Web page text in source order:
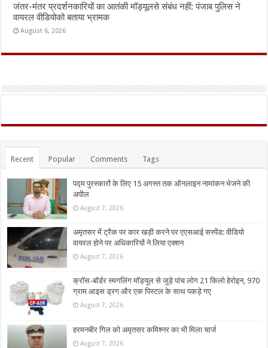
जंतर-मंतर प्रदर्शनकारियों का आतंकी मॉड्यूलसे संबंध नहीं: पंजाब पुलिस ने
वायरल वीडियोको बताया भ्रामक
August 6, 2026
Recent Popular Comments Tags
पद्म पुरस्कारों के लिए 15 अगस्त तक ऑनलाइन नामांकन भेजने की
अपील
August 7, 2026
अमृतसर में ट्रैक पर कार खड़ी करने पर एएसआई सस्पेंड: वीडियो
वायरल होने पर अधिकारियों ने लिया एक्शन
August 7, 2026
क्रॉस-बॉर्डर स्मगलिंग मॉड्यूल से जुड़े पांच लोग 21 किलो हेरोइन, 970
ग्राम आइस ड्रग और एक पिस्टल के साथ पकड़े गए
August 7, 2026
हरमनबीर गिल को अमृतसर कमिश्नर का भी मिला चार्ज
August 7, 2026